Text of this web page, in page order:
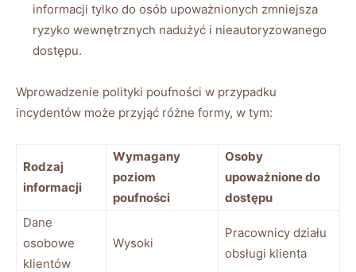
informacji tylko do osób upoważnionych zmniejsza
ryzyko ⁢wewnętrznych​ nadużyć ⁣i nieautoryzowanego
‍dostępu.
Wprowadzenie polityki poufności w przypadku
⁢incydentów może przyjąć różne formy, w tym:
Rodzaj⁤
informacji
Wymagany⁣
poziom
poufności
Osoby
upoważnione do
dostępu
Dane⁢
osobowe
klientów
Wysoki
Pracownicy działu⁤
obsługi klienta